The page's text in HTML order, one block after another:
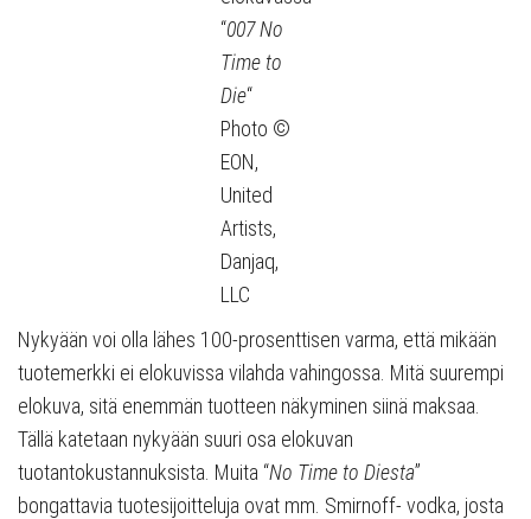
“007 No
Time to
Die“
Photo ©
EON,
United
Artists,
Danjaq,
LLC
Nykyään voi olla lähes 100-prosenttisen varma, että mikään
tuotemerkki ei elokuvissa vilahda vahingossa. Mitä suurempi
elokuva, sitä enemmän tuotteen näkyminen siinä maksaa.
Tällä katetaan nykyään suuri osa elokuvan
tuotantokustannuksista. Muita “No Time to Diesta”
bongattavia tuotesijoitteluja ovat mm. Smirnoff- vodka, josta